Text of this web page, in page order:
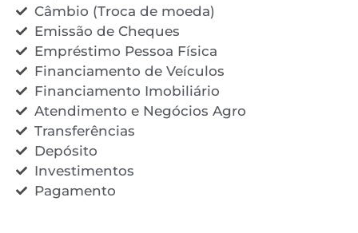
Câmbio (Troca de moeda)
Emissão de Cheques
Empréstimo Pessoa Física
Financiamento de Veículos
Financiamento Imobiliário
Atendimento e Negócios Agro
Transferências
Depósito
Investimentos
Pagamento